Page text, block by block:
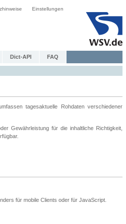
Einstellungen
Dict-API FAQ
tagesaktuelle Rohdaten verschiedener
Gewährleistung für die inhaltliche Richtigkeit,
für mobile Clients oder für JavaScript.